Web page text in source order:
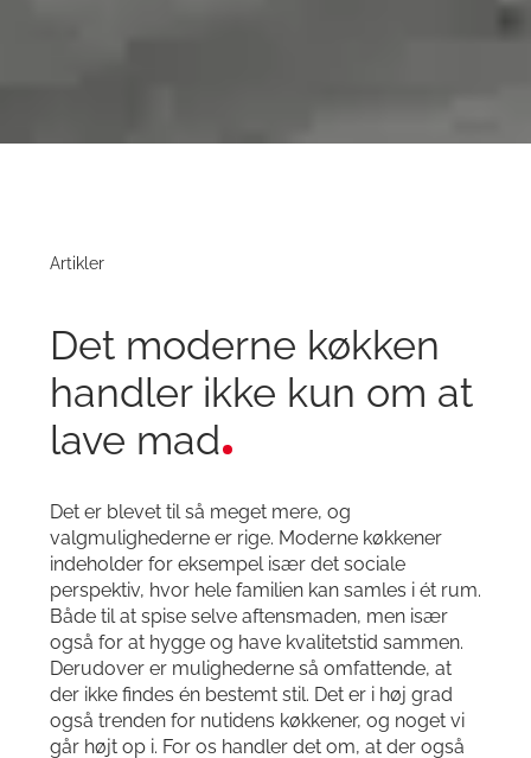
Artikler
Det moderne køkken
handler ikke kun om at
lave mad
Det er blevet til så meget mere, og
valgmulighederne er rige. Moderne køkkener
indeholder for eksempel især det sociale
perspektiv, hvor hele familien kan samles i ét rum.
Både til at spise selve aftensmaden, men især
også for at hygge og have kvalitetstid sammen.
Derudover er mulighederne så omfattende, at
der ikke findes én bestemt stil. Det er i høj grad
også trenden for nutidens køkkener, og noget vi
går højt op i. For os handler det om, at der også